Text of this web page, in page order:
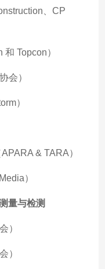
、CP
和 Topcon）
会）
）
APARA & TARA）
）
量与检测
）
）